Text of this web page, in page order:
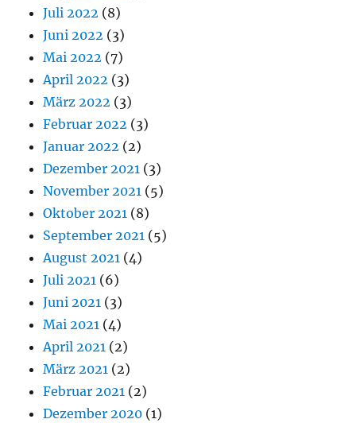
Juli 2022 (8)
Juni 2022 (3)
Mai 2022 (7)
April 2022 (3)
März 2022 (3)
Februar 2022 (3)
Januar 2022 (2)
Dezember 2021 (3)
November 2021 (5)
Oktober 2021 (8)
September 2021 (5)
August 2021 (4)
Juli 2021 (6)
Juni 2021 (3)
Mai 2021 (4)
April 2021 (2)
März 2021 (2)
Februar 2021 (2)
Dezember 2020 (1)